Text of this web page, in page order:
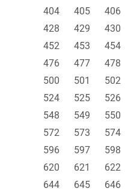
404
405 406
428
429 430
452
453 454
476
477 478
500
501 502
524
525 526
548
549 550
572
573 574
596
597 598
620
621 622
644
645 646